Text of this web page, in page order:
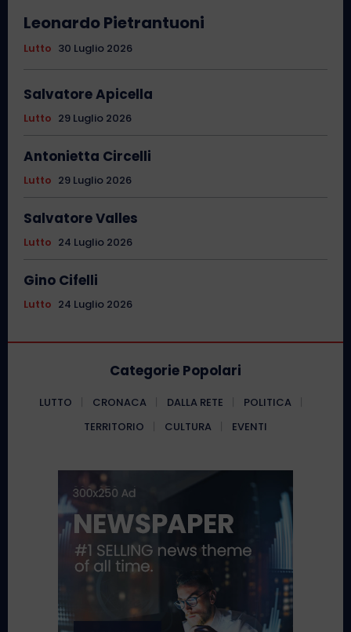
Leonardo Pietrantuoni
Lutto 30 Luglio 2026
Salvatore Apicella
Lutto 29 Luglio 2026
Antonietta Circelli
Lutto 29 Luglio 2026
Salvatore Valles
Lutto 24 Luglio 2026
Gino Cifelli
Lutto 24 Luglio 2026
Categorie Popolari
LUTTO CRONACA DALLA RETE
POLITICA
TERRITORIO
CULTURA EVENTI